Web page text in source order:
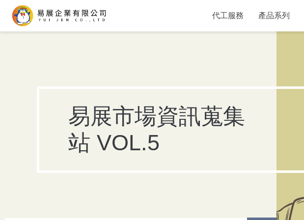
代工服務 產品系列
易展市場資訊蒐集
站 VOL.5